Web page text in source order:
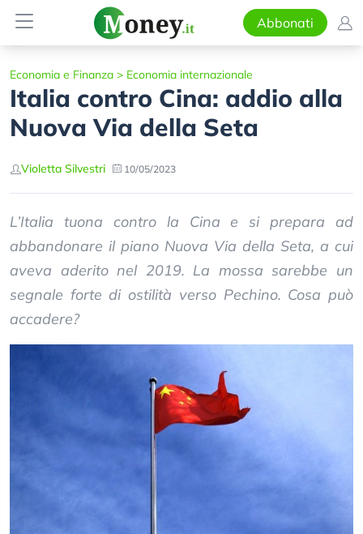
Abbonati
Economia e Finanza > Economia internazionale
Italia contro Cina: addio alla
Nuova Via della Seta
Violetta Silvestri 10/05/2023
L’Italia tuona contro la Cina e si prepara ad
abbandonare il piano Nuova Via della Seta, a cui
aveva aderito nel 2019. La mossa sarebbe un
segnale forte di ostilità verso Pechino. Cosa può
accadere?